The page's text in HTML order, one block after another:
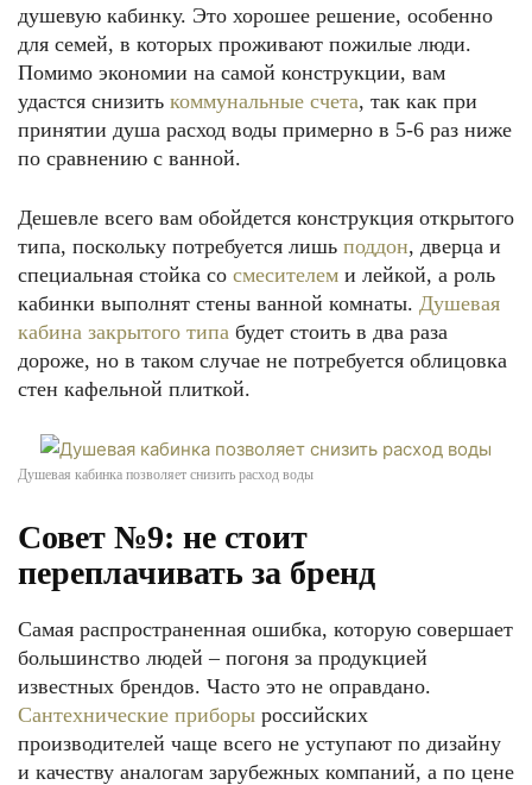
душевую кабинку. Это хорошее решение, особенно
для семей, в которых проживают пожилые люди.
Помимо экономии на самой конструкции, вам
удастся снизить коммунальные счета, так как при
принятии душа расход воды примерно в 5-6 раз ниже
по сравнению с ванной.
Дешевле всего вам обойдется конструкция открытого
типа, поскольку потребуется лишь поддон, дверца и
специальная стойка со смесителем и лейкой, а роль
кабинки выполнят стены ванной комнаты. Душевая
кабина закрытого типа будет стоить в два раза
дороже, но в таком случае не потребуется облицовка
стен кафельной плиткой.
Душевая кабинка позволяет снизить расход воды
Совет №9: не стоит
переплачивать за бренд
Самая распространенная ошибка, которую совершает
большинство людей – погоня за продукцией
известных брендов. Часто это не оправдано.
Сантехнические приборы российских
производителей чаще всего не уступают по дизайну
и качеству аналогам зарубежных компаний, а по цене